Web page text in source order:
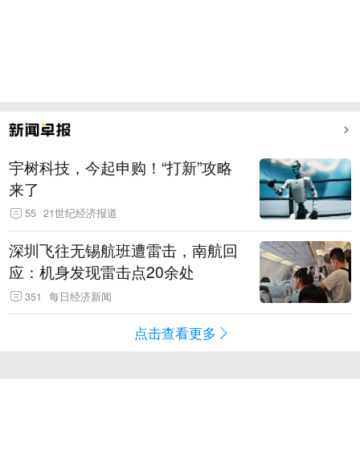
宇树科技，今起申购！“打新”攻略
来了
55 21世纪经济报道
深圳飞往无锡航班遭雷击，南航回
应：机身发现雷击点20余处
351 每日经济新闻
点击查看更多